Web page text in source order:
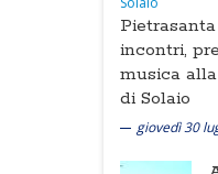
incontri,
musica
di Solaio
giovedì 30